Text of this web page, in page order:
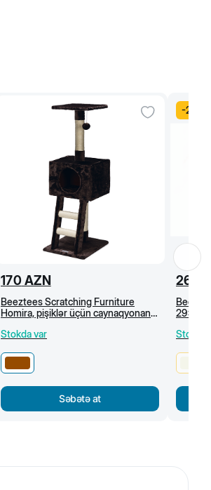
170 AZN
Beeztees Scratching Furniture
Homira, pişiklər üçün caynaqyonan
Stokda var
Səbətə at
-20
26.5
Stokda